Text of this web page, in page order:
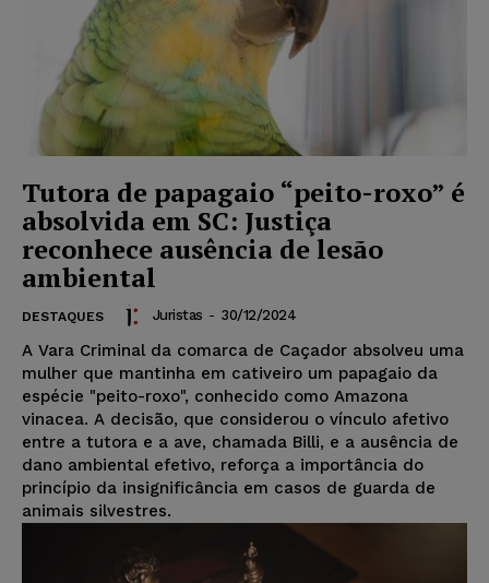
Tutora de papagaio “peito-roxo” é
absolvida em SC: Justiça
reconhece ausência de lesão
ambiental
DESTAQUES Juristas - 30/12/2024
A Vara Criminal da comarca de Caçador absolveu uma
mulher que mantinha em cativeiro um papagaio da
espécie "peito-roxo", conhecido como Amazona
vinacea. A decisão, que considerou o vínculo afetivo
entre a tutora e a ave, chamada Billi, e a ausência de
dano ambiental efetivo, reforça a importância do
princípio da insignificância em casos de guarda de
animais silvestres.